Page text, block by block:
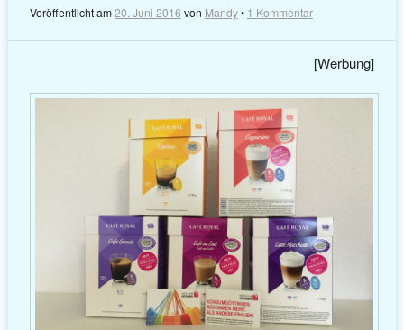
Veröffentlicht am20. Juni 2016 von Mandy• 1 Kommentar
[Werbung]